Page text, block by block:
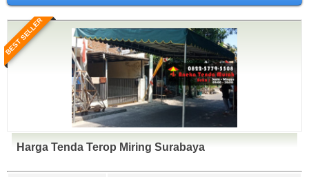
BEST SELLER
Harga Tenda Terop Miring Surabaya